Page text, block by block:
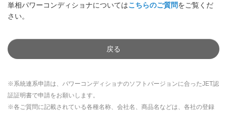
単相パワーコンディショナについてはこちらのご質問をご覧くだ
さい。
戻る
※系統連系申請は、パワーコンディショナのソフトバージョンに合ったJET認
証証明書で申請をお願いします。
※各ご質問に記載されている各種名称、会社名、商品名などは、各社の登録